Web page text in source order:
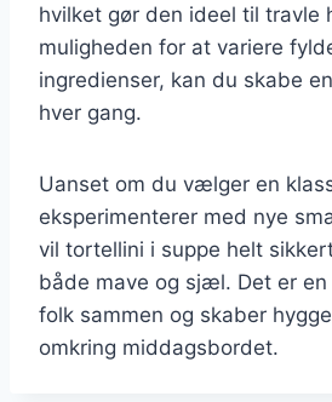
hvilket gør den ideel til travle
muligheden for at variere
ingredienser, kan du skabe
hver gang.
Uanset om du vælger en
eksperimenterer med nye
vil tortellini i suppe helt
både mave og sjæl. Det er
folk sammen og skaber
omkring middagsbordet.